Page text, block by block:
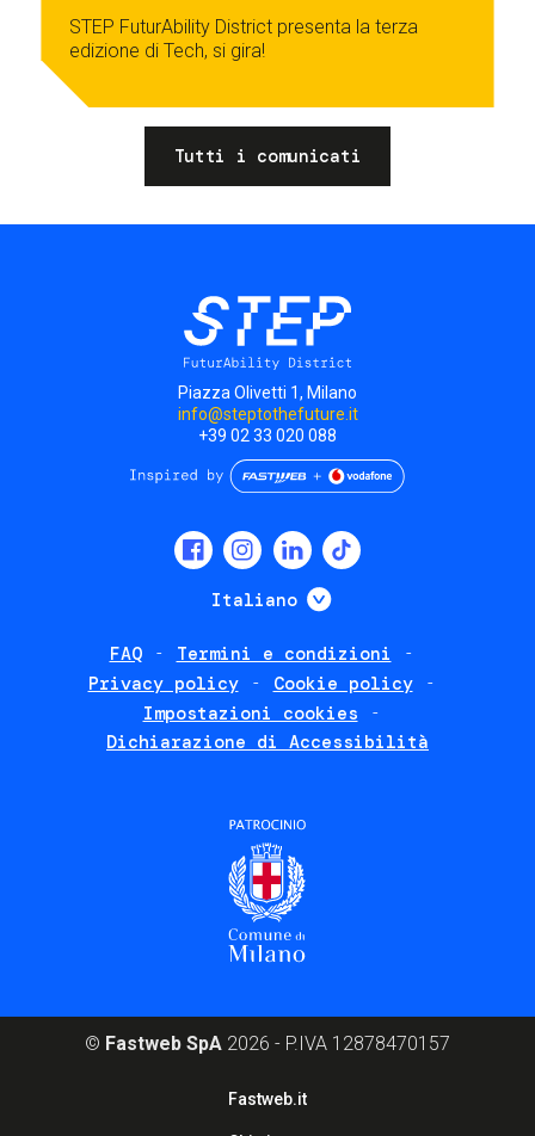
STEP FuturAbility District presenta la terza
edizione di Tech, si gira!
Tutti i comunicati
Piazza Olivetti 1, Milano
info@steptothefuture.it
+39 02 33 020 088
Italiano Mostra ulteriori
FAQ
Termini e condizioni
Privacy policy
Cookie policy
Impostazioni cookies
Dichiarazione di Accessibilità
© Fastweb SpA 2026 - P.IVA 12878470157
Fastweb.it